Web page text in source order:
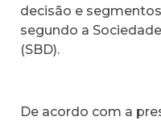
decisão e
segundo a
(SBD).
De acordo com a